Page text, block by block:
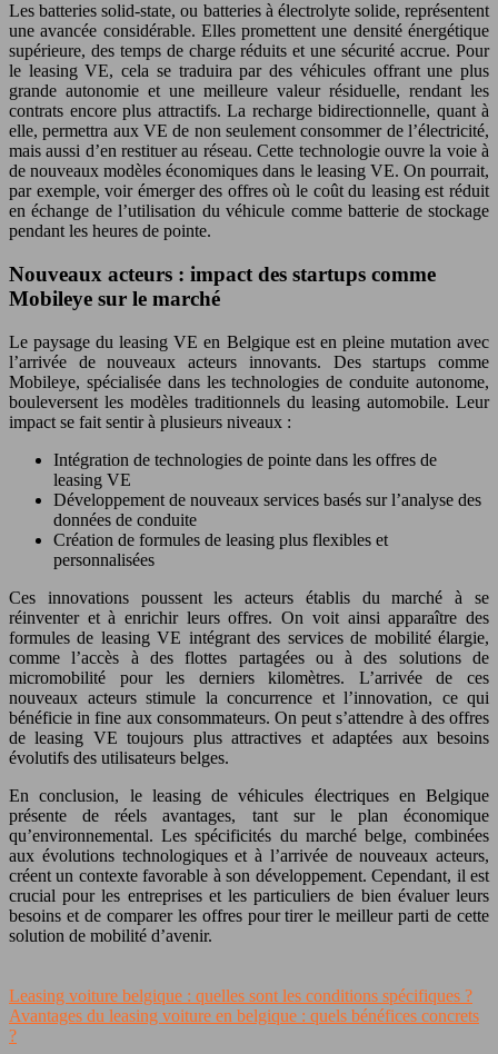
Les batteries solid-state, ou batteries à électrolyte solide, représentent
une avancée considérable. Elles promettent une densité énergétique
supérieure, des temps de charge réduits et une sécurité accrue. Pour
le leasing VE, cela se traduira par des véhicules offrant une plus
grande autonomie et une meilleure valeur résiduelle, rendant les
contrats encore plus attractifs. La recharge bidirectionnelle, quant à
elle, permettra aux VE de non seulement consommer de l’électricité,
mais aussi d’en restituer au réseau. Cette technologie ouvre la voie à
de nouveaux modèles économiques dans le leasing VE. On pourrait,
par exemple, voir émerger des offres où le coût du leasing est réduit
en échange de l’utilisation du véhicule comme batterie de stockage
pendant les heures de pointe.
Nouveaux acteurs : impact des startups comme
Mobileye sur le marché
Le paysage du leasing VE en Belgique est en pleine mutation avec
l’arrivée de nouveaux acteurs innovants. Des startups comme
Mobileye, spécialisée dans les technologies de conduite autonome,
bouleversent les modèles traditionnels du leasing automobile. Leur
impact se fait sentir à plusieurs niveaux :
Intégration de technologies de pointe dans les offres de
leasing VE
Développement de nouveaux services basés sur l’analyse des
données de conduite
Création de formules de leasing plus flexibles et
personnalisées
Ces innovations poussent les acteurs établis du marché à se
réinventer et à enrichir leurs offres. On voit ainsi apparaître des
formules de leasing VE intégrant des services de mobilité élargie,
comme l’accès à des flottes partagées ou à des solutions de
micromobilité pour les derniers kilomètres. L’arrivée de ces
nouveaux acteurs stimule la concurrence et l’innovation, ce qui
bénéficie in fine aux consommateurs. On peut s’attendre à des offres
de leasing VE toujours plus attractives et adaptées aux besoins
évolutifs des utilisateurs belges.
En conclusion, le leasing de véhicules électriques en Belgique
présente de réels avantages, tant sur le plan économique
qu’environnemental. Les spécificités du marché belge, combinées
aux évolutions technologiques et à l’arrivée de nouveaux acteurs,
créent un contexte favorable à son développement. Cependant, il est
crucial pour les entreprises et les particuliers de bien évaluer leurs
besoins et de comparer les offres pour tirer le meilleur parti de cette
solution de mobilité d’avenir.
Leasing voiture belgique : quelles sont les conditions spécifiques ?
Avantages du leasing voiture en belgique : quels bénéfices concrets
?